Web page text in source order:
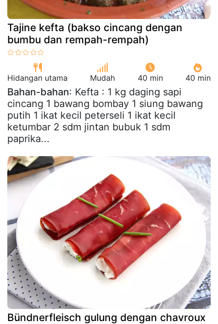
Tajine kefta (bakso cincang dengan
bumbu dan rempah-rempah)
Hidangan utama Mudah 40 min 40 min
Bahan-bahan: Kefta : 1 kg daging sapi
cincang 1 bawang bombay 1 siung bawang
putih 1 ikat kecil peterseli 1 ikat kecil
ketumbar 2 sdm jintan bubuk 1 sdm
paprika...
Bündnerfleisch gulung dengan chavroux